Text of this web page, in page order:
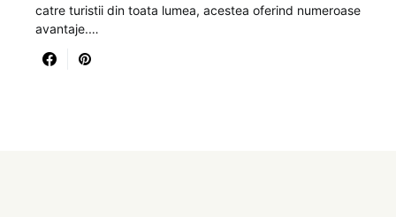
catre turistii din toata lumea, acestea oferind numeroase
avantaje.…